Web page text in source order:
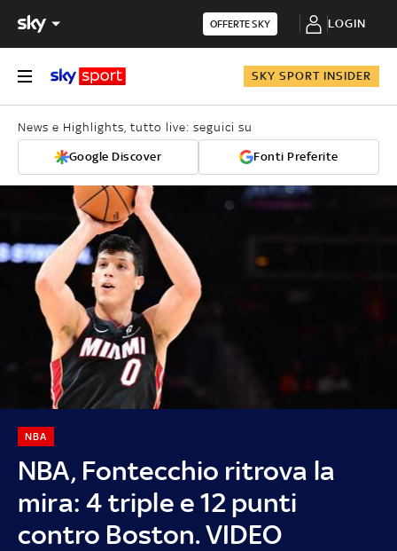
OFFERTE SKY LOGIN
SKY SPORT INSIDER
News e Highlights, tutto live: seguici su
Google Discover Fonti Preferite
NBA, Fontecchio ritrova la
mira: 4 triple e 12 punti
contro Boston. VIDEO
NBA